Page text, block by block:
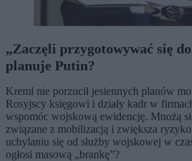
„Zaczęli przygotowywać się
planuje Putin?
Kreml nie porzucił jesiennych planów
Rosyjscy księgowi i działy kadr w
wspomóc wojskową ewidencję. Mnożą
związane z mobilizacją i zwiększa
uchylaniu się od służby wojskowej w
ogłosi masową „brankę”?